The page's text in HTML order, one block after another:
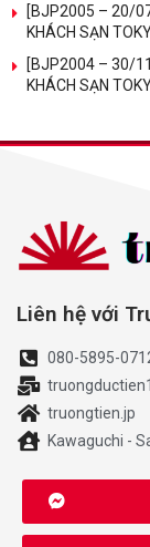
[BJP2005 – 20/
KHÁCH SẠN
[BJP2004 – 30/
KHÁCH SẠN
Liên hệ với
080-5895-
truongtien.jp
Kawaguchi -